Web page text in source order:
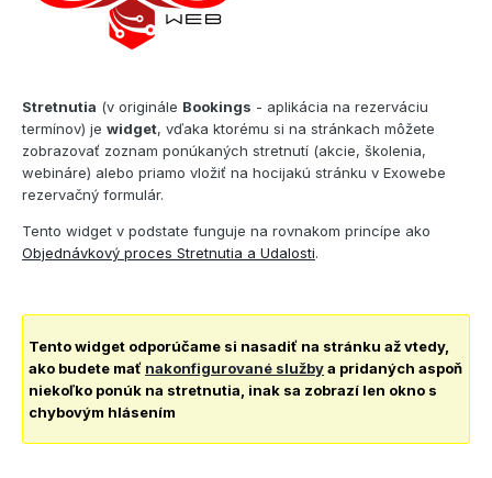
Stretnutia (v originále Bookings - aplikácia na rezerváciu
termínov) je widget, vďaka ktorému si na stránkach môžete
zobrazovať zoznam ponúkaných stretnutí (akcie, školenia,
webináre) alebo priamo vložiť na hocijakú stránku v Exowebe
rezervačný formulár.
Tento widget v podstate funguje na rovnakom princípe ako
Objednávkový proces Stretnutia a Udalosti.
Tento widget odporúčame si nasadiť na stránku až vtedy,
ako budete mať nakonfigurované službya pridaných aspoň
niekoľko ponúk na stretnutia, inak sa zobrazí len okno s
chybovým hlásením